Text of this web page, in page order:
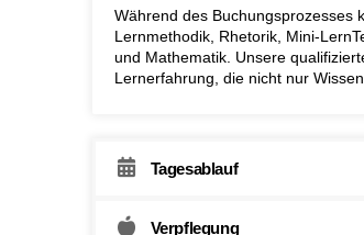
Während des Buchungsprozesses
Lernmethodik, Rhetorik, Mini-
und Mathematik. Unsere
Lernerfahrung, die nicht nur
Tagesablauf
Verpflegung